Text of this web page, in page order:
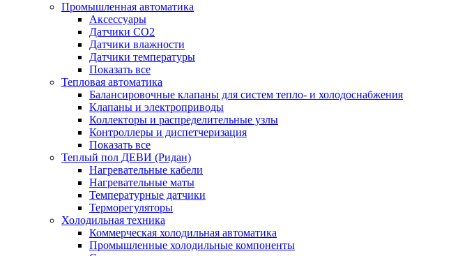
Промышленная автоматика
Аксессуары
Датчики CO2
Датчики влажности
Датчики температуры
Показать все
Тепловая автоматика
Балансировочные клапаны для систем тепло- и холодоснабжения
Клапаны и электроприводы
Коллекторы и распределительные узлы
Контроллеры и диспетчеризация
Показать все
Теплый пол ДЕВИ (Ридан)
Нагревательные кабели
Нагревательные маты
Температурные датчики
Терморегуляторы
Холодильная техника
Коммерческая холодильная автоматика
Промышленные холодильные компоненты